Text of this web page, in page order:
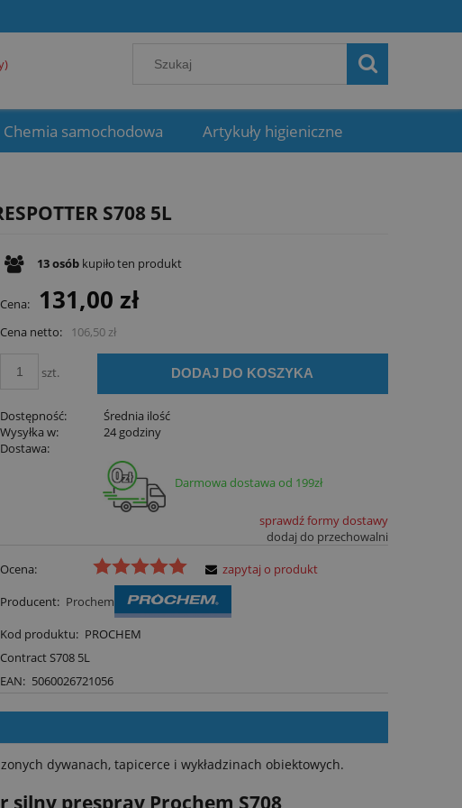
Chemia samochodowa Artykuły higieniczne
S708 5L
13osób kupiłoten produkt
Cena: 131,00 zł
Cena netto: 106,50 zł
szt. DODAJ DO KOSZYKA
Dostępność:
Średnia ilość
Wysyłka w:
24 godziny
Dostawa:
Darmowa dostawa od 199zł
sprawdź formy dostawy
dodaj do przechowalni
Ocena:
Producent: Prochem
Kod produktu: PROCHEM
Contract S708 5L
EAN: 5060026721056
zapytaj o produkt
dywanach, tapicerce i wykładzinach obiektowych.
silny prespray Prochem S708